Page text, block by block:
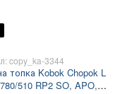
copy_ka-3344
топка Kobok Chopok L
510 RP2 SO, APO,